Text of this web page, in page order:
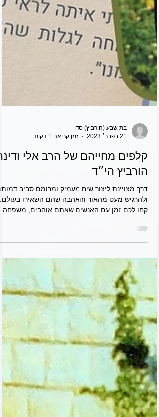
בת שבע (הורביץ) סדן
21 בפבר׳ 2023
זמן קריאה 1 דקות
הורביץ הי״ד
דרך מצויינת ליצור שיח מעמיק ומרומם סביב
ולהרגיש מעט מהאור והאהבה שהם השאירו בעולם.